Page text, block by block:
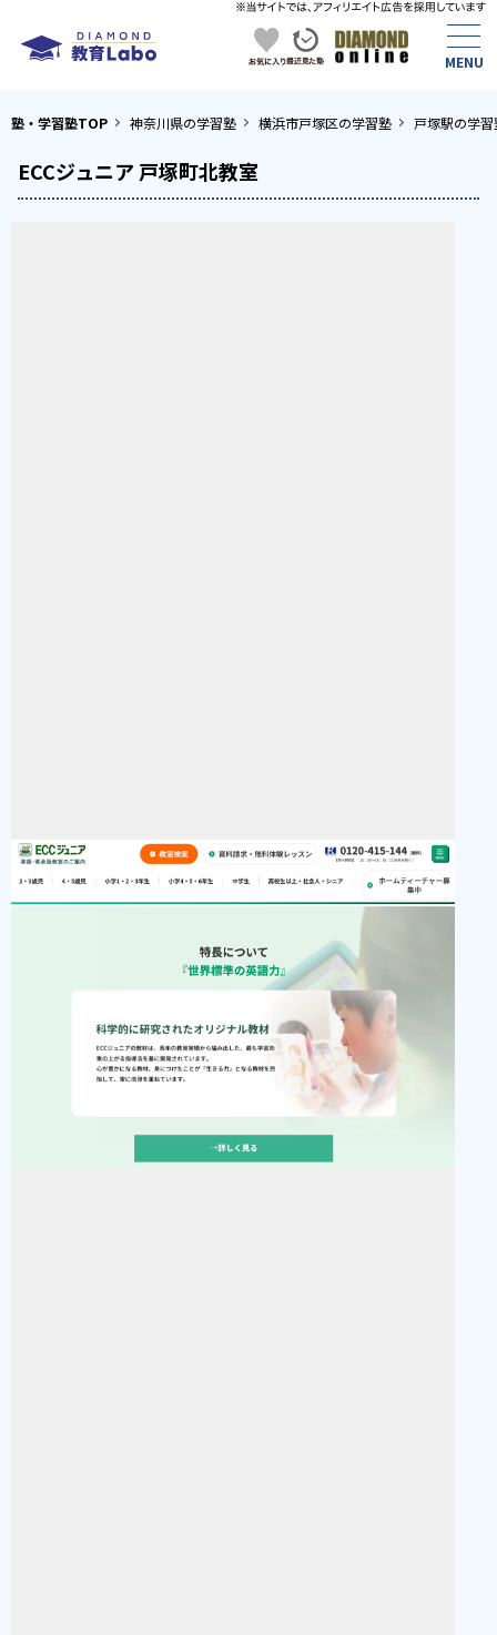
塾・学習塾TOP 神奈川県の学習塾 横浜市戸塚区の学習塾 戸塚駅の学習
ECCジュニア 戸塚町北教室